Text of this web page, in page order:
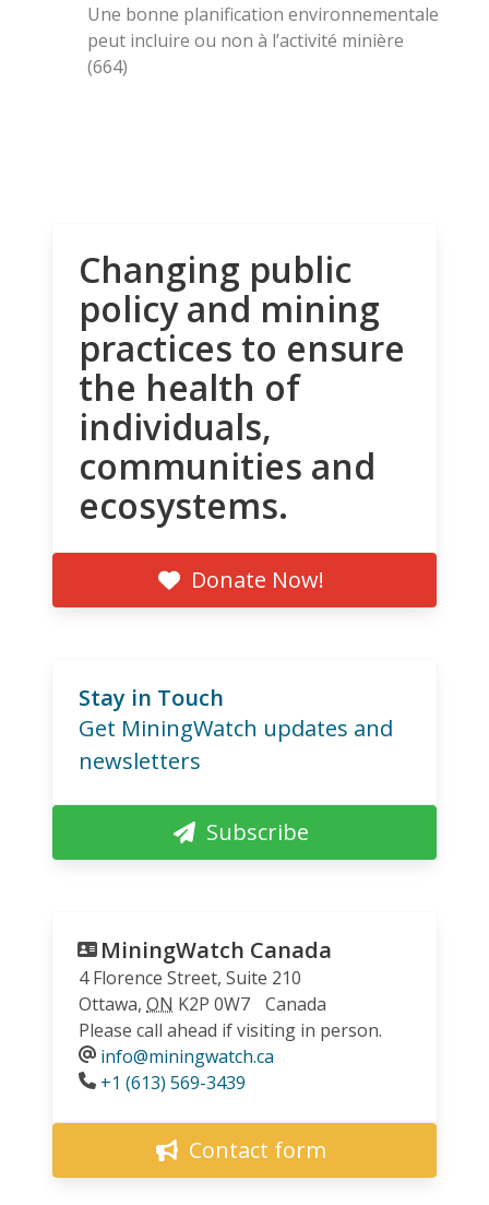
Une bonne planification environnementale
peut incluire ou non à l’activité minière
(664)
Changing public
policy and mining
practices to ensure
the health of
individuals,
communities and
ecosystems.
Donate Now!
Stay in Touch
Get MiningWatch updates and
newsletters
Subscribe
MiningWatch Canada
4 Florence Street, Suite 210
Ottawa, ON K2P 0W7
Canada
Please call ahead if visiting in person.
info@miningwatch.ca
Phone
+1 (613) 569-3439
Contact form